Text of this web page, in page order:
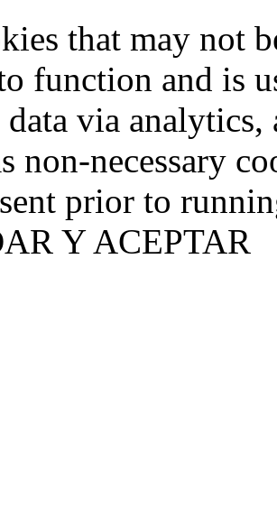
that may not
function and is
via analytics,
non-necessary
prior to
Y ACEPTAR